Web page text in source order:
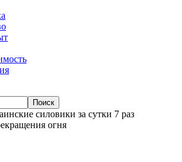
силовики за сутки 7 раз
огня